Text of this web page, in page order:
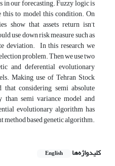
in our forecasting. Fuzzy logic is
this to model this condition. On
show that assets return isn’t
use down risk measure such as
deviation. In this research we
problem. Then we use two
and deferential evolutionary
Making use of Tehran Stock
considering semi absolute
semi variance model and
evolutionary algorithm has
based genetic algorithm.
کلیدواژه‌ها English